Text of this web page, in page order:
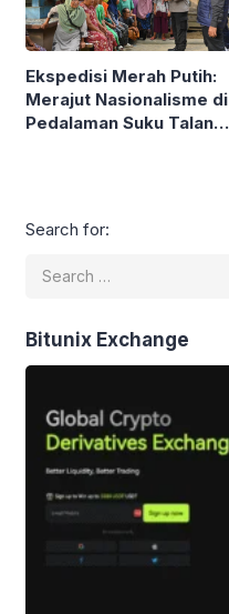
Ekspedisi Merah Putih:
Merajut Nasionalisme di
Pedalaman Suku Talang
Search for:
Bitunix Exchange